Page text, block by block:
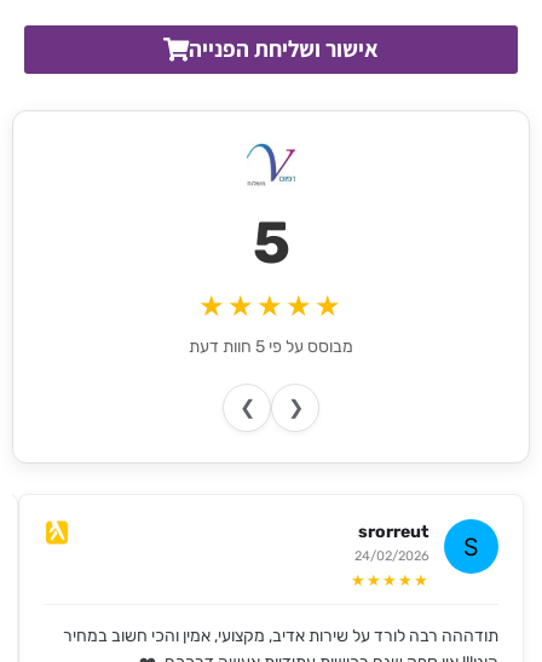
אישור ושליחת הפנייה
5
★★★★★
מבוסס על פי 5 חוות דעת
❯ ❮
srorreut
24/02/2026
★★★★★
תודההה רבה לורד על שירות אדיב, מקצועי, אמין והכי חשוב במחיר